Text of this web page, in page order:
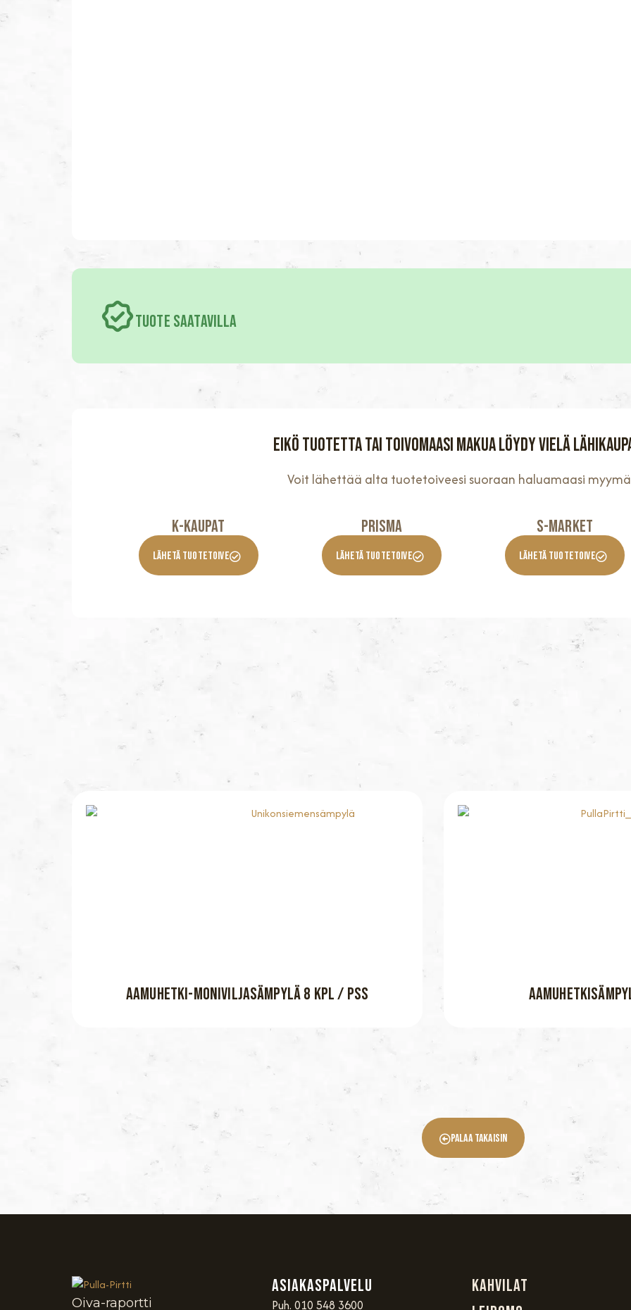
TUOTE SAATAVILLA
Eikö tuotetta tai toivomaasi makua löydy vielä
Voit lähettää alta tuotetoiveesi suoraan haluamaasi
K-KaupaT
Lähetä Tuotetoive
Prisma
Lähetä Tuotetoive
S-Market
Lähetä Tuotetoive
AAMUHETKI-MONIVILJASÄMPYLÄ 8 KPL / PSS
Palaa Takaisin
Oiva-raportti
Asiakaspalvelu
Puh. 010 548 3600
Kahvilat